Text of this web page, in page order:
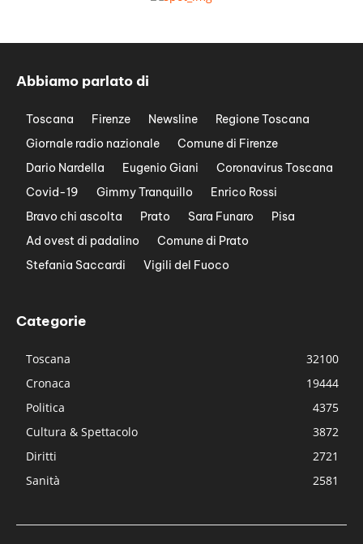
Abbiamo parlato di
Toscana Firenze Newsline
Regione Toscana
Giornale radio nazionale
Comune di Firenze
Dario Nardella
Eugenio Giani
Coronavirus Toscana
Covid-19
Gimmy Tranquillo
Enrico Rossi
Bravo chi ascolta
Prato Sara Funaro
Pisa
Ad ovest di padalino
Comune di Prato
Stefania Saccardi
Vigili del Fuoco
Categorie
Toscana
32100
Cronaca
19444
Politica
4375
Cultura & Spettacolo
3872
Diritti
2721
Sanità
2581